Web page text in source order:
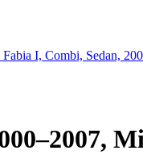
I, Combi, Sedan,